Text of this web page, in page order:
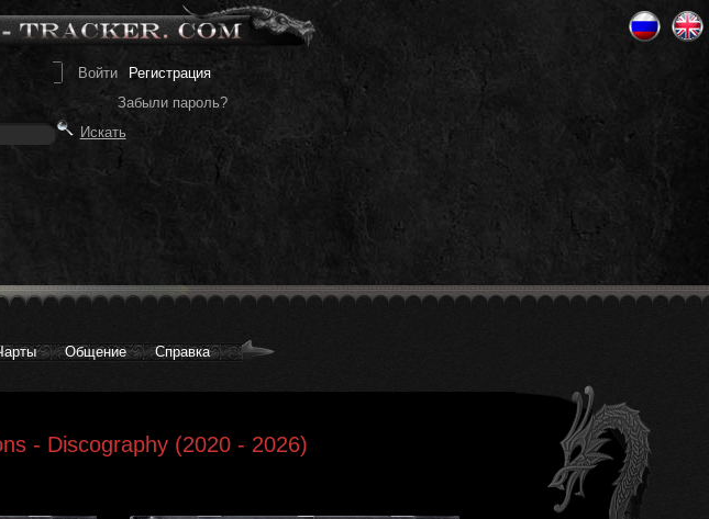
Регистрация
Забыли пароль?
Общение Справка
- Discography (2020 - 2026)